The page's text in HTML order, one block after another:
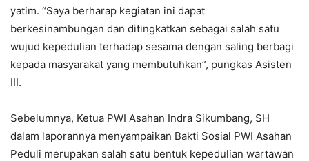
yatim. “Saya berharap kegiatan ini dapat
berkesinambungan dan ditingkatkan sebagai salah satu
wujud kepedulian terhadap sesama dengan saling berbagi
kepada masyarakat yang membutuhkan”, pungkas Asisten
III.
Sebelumnya, Ketua PWI Asahan Indra Sikumbang, SH
dalam laporannya menyampaikan Bakti Sosial PWI Asahan
Peduli merupakan salah satu bentuk kepedulian wartawan